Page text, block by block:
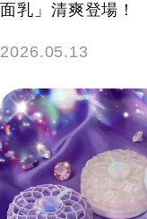
面乳」清爽登場！
2026.05.13